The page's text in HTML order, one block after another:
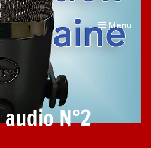
Menu
N°2